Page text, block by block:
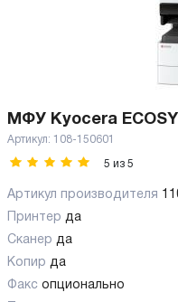
МФУ Kyocera
Артикул: 108-150601
5 из 5
Артикул производителя
Принтер да
Сканер да
Копир да
Факс опционально